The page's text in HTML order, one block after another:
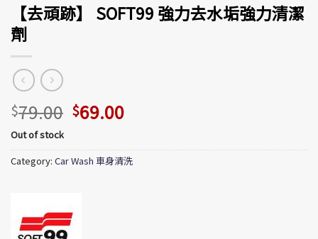
【去頑跡】 SOFT99 強力去水垢強力清潔
劑
$79.00 $69.00
Out of stock
Category: Car Wash 車身清洗